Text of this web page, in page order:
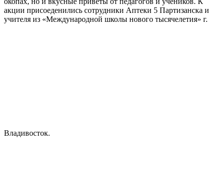
акции присоеденились сотрудники Аптеки 5 Партизанска и
учителя из «Международной школы нового тысячелетия» г.
Владивосток.